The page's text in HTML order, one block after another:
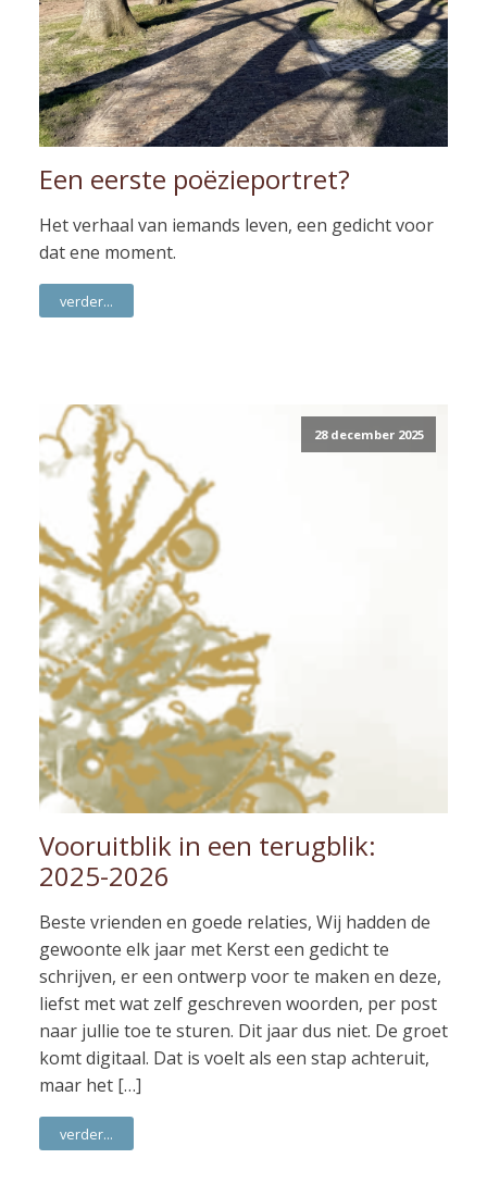
Een eerste poëzieportret?
Het verhaal van iemands leven, een gedicht voor
dat ene moment.
verder...
28 december 2025
Vooruitblik in een terugblik:
2025-2026
Beste vrienden en goede relaties, Wij hadden de
gewoonte elk jaar met Kerst een gedicht te
schrijven, er een ontwerp voor te maken en deze,
liefst met wat zelf geschreven woorden, per post
naar jullie toe te sturen. Dit jaar dus niet. De groet
komt digitaal. Dat is voelt als een stap achteruit,
maar het […]
verder...